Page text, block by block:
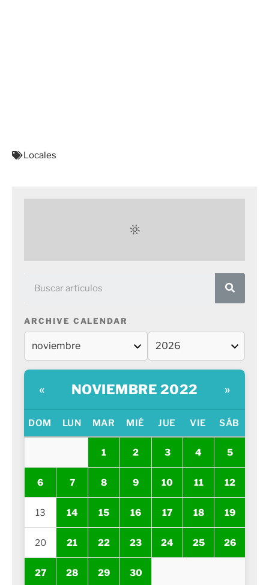
Locales
ARCHIVE CALENDAR
« NOVIEMBRE 2022 »
DOM LUN MAR MIÉ JUE VIE SÁB
1 2 3 4 5
6 7 8 9 10 11 12
13 14 15 16 17 18 19
20 21 22 23 24 25 26
27 28 29 30